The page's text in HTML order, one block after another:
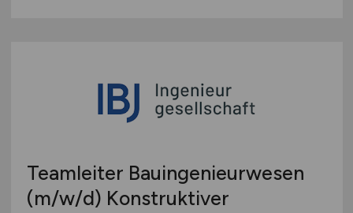
Teamleiter Bauingenieurwesen
(m/w/d) Konstruktiver